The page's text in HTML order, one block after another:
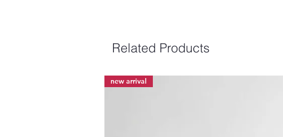
Related Products
new arrival